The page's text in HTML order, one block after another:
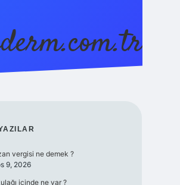
vergisi ne demek ?
9, 2026
içinde ne var ?